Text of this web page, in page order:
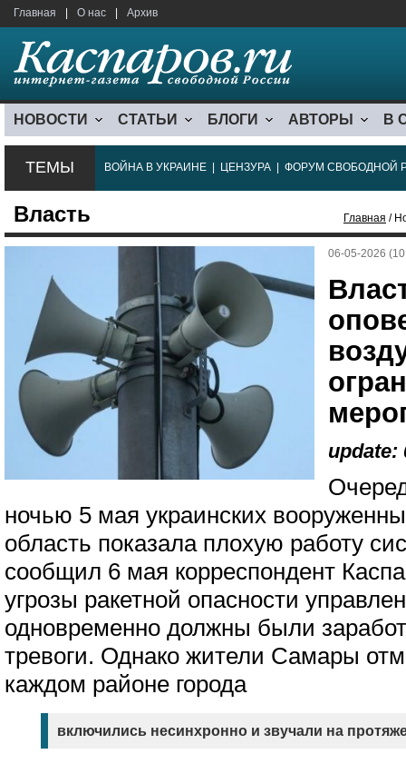
Главная О нас Архив
НОВОСТИ СТАТЬИ БЛОГИ АВТОРЫ В
ТЕМЫ ВОЙНА В УКРАИНЕ ЦЕНЗУРА ФОРУМ СВОБОДНОЙ
Власть Главная /
06-05-2026
update:
ночью 5 мая украинских
область показала плохую работу
сообщил 6 мая корреспондент
угрозы ракетной опасности
одновременно должны были
тревоги. Однако жители Самары
каждом районе города
включились несинхронно и звучали на